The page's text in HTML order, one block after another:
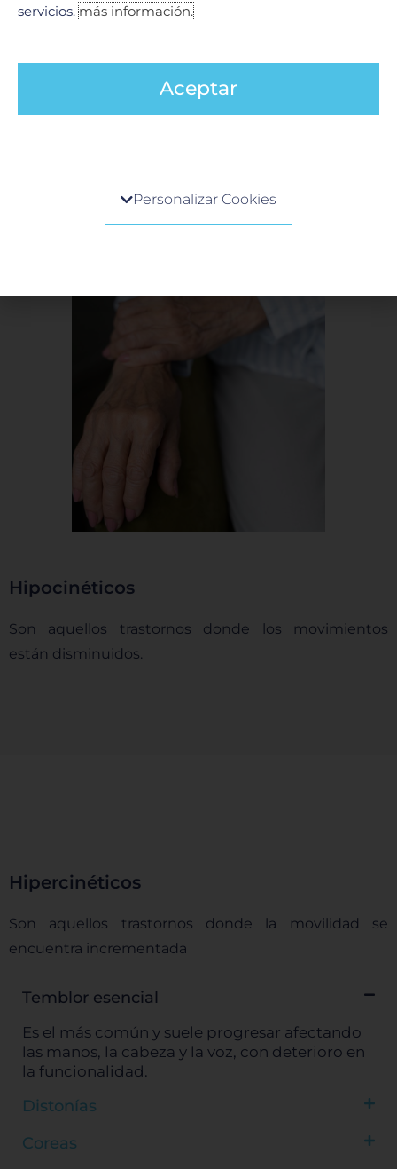
Hipocinéticos
Son aquellos trastornos donde los movimientos
están disminuidos.
Hipercinéticos
Son aquellos trastornos donde la movilidad se
encuentra incrementada
Temblor esencial
Es el más común y suele progresar afectando
las manos, la cabeza y la voz, con deterioro en
la funcionalidad.
Distonías
Coreas
servicios.más información.
Aceptar
Cuando visita cualquier sitio web, el mismo podría
preferencias o su dispositivo, y se usa
principalmente para que el sitio funcione según lo
identifica directamente, pero puede proporcionarle
respetamos su derecho a la privacidad, usted puede
escoger no permitirnos usar ciertas cookies. Haga
más y cambiar nuestras configuraciones
algunos tipos de cookies puede afectar su
experiencia en el sitio y los servicios que podemos
Más información
Permitir todas
Cookies de rendimiento
Confirmar mis preferencias
Personalizar Cookies